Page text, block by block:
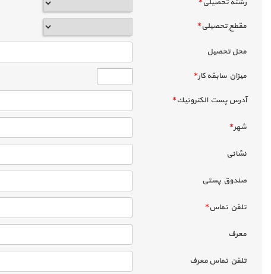
مقطع تحصيلي*
محل تحصيل
ميزان سابقه كار*
آدرس پست الكترونيك*
شهر*
نشاني
صندوق پستي
تلفن تماس*
معرف
تلفن تماس معرف